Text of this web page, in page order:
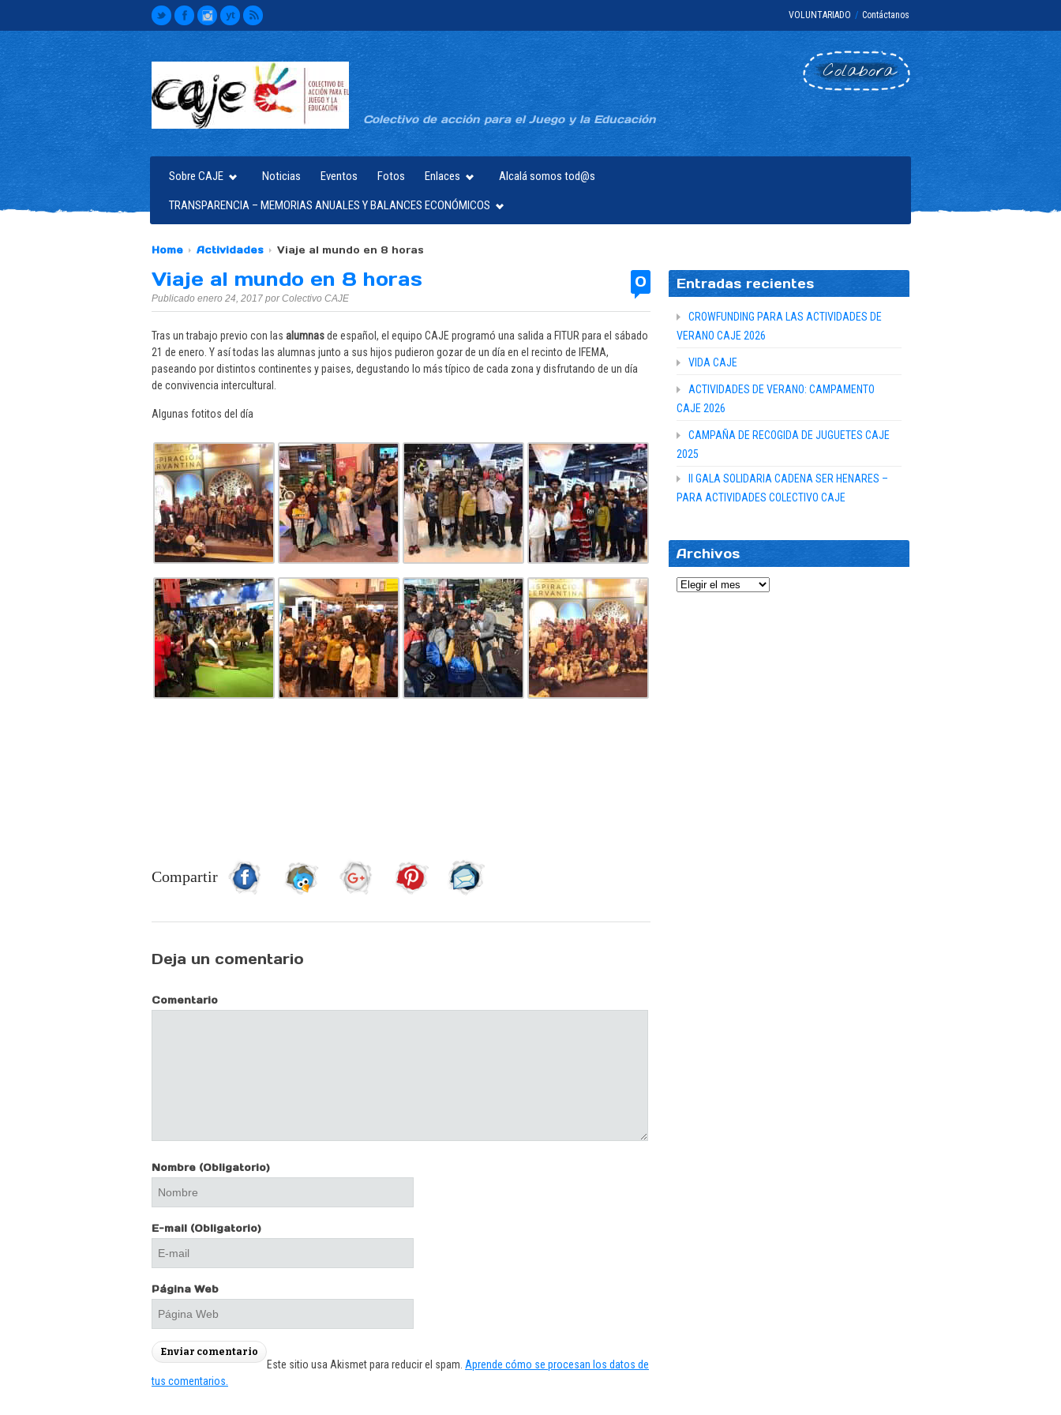
VOLUNTARIADO / Contáctanos
Colectivo de acción para el Juego y la Educación
Colabora
Sobre CAJE Noticias Eventos Fotos Enlaces Alcalá somos tod@s
TRANSPARENCIA – MEMORIAS ANUALES Y BALANCES ECONÓMICOS
Home Actividades Viaje al mundo en 8 horas
Viaje al mundo en 8 horas
Publicado enero 24, 2017 por Colectivo CAJE
0
Tras un trabajo previo con las alumnasde español, el equipo CAJE programó una salida a FITUR para el sábado
21 de enero. Y así todas las alumnas junto a sus hijos pudieron gozar de un día en el recinto de IFEMA,
paseando por distintos continentes y paises, degustando lo más típico de cada zona y disfrutando de un día
de convivencia intercultural.
Algunas fotitos del día
Compartir
Deja un comentario
Comentario
Nombre (Obligatorio)
E-mail (Obligatorio)
Página Web
Este sitio usa Akismet para reducir el spam. Aprende cómo se procesan los datos de
tus comentarios.
Entradas recientes
CROWFUNDING PARA LAS ACTIVIDADES DE
VERANO CAJE 2026
VIDA CAJE
ACTIVIDADES DE VERANO: CAMPAMENTO
CAJE 2026
CAMPAÑA DE RECOGIDA DE JUGUETES CAJE
2025
II GALA SOLIDARIA CADENA SER HENARES –
PARA ACTIVIDADES COLECTIVO CAJE
Archivos
Archivos